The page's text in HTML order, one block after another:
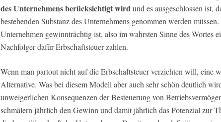
des Unternehmens berücksichtigt wirdund es ausgeschlossen ist,
bestehenden Substanz des Unternehmens genommen werden
Unternehmen gewinnträchtig ist, also im wahrsten Sinne des Wortes
Nachfolger dafür Erbschaftsteuer zahlen.
Wenn man partout nicht auf die Erbschaftsteuer verzichten will, eine
Alternative. Was bei diesem Modell aber auch sehr schön deutlich
unweigerlichen Konsequenzen der Besteuerung von
schmälern jährlich den Gewinn und damit jährlich das Potenzial zur